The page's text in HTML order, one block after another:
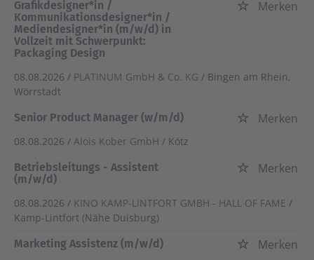
Grafikdesigner*in /
Kommunikationsdesigner*in /
Mediendesigner*in (m/w/d) in
Vollzeit mit Schwerpunkt:
Packaging Design
Merken
08.08.2026 / PLATINUM GmbH & Co. KG / Bingen am Rhein,
Wörrstadt
Senior Product Manager (w/m/d)
Merken
08.08.2026 / Alois Kober GmbH / Kötz
Betriebsleitungs - Assistent
(m/w/d)
Merken
08.08.2026 / KINO KAMP-LINTFORT GMBH - HALL OF FAME /
Kamp-Lintfort (Nähe Duisburg)
Marketing Assistenz (m/w/d)
Merken